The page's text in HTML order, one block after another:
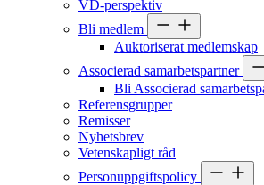
VD-perspektiv
Bli medlem
Auktoriserat medlemskap
Associerad samarbetspartner
Bli Associerad
Referensgrupper
Remisser
Nyhetsbrev
Vetenskapligt råd
Personuppgiftspolicy